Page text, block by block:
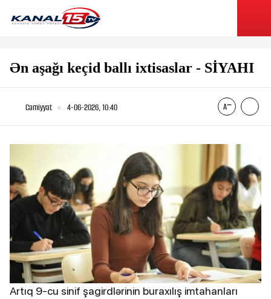
Ən aşağı keçid ballı ixtisaslar - SİYAHI
Cəmiyyət 4-06-2026, 10:40
Artıq 9-cu sinif şagirdlərinin buraxılış imtahanları